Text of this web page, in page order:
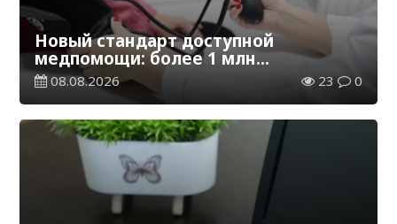
Новый стандарт доступной
медпомощи: более 1 млн
казахстанцев получили
телемедицинские услуги
08.08.2026 23 0